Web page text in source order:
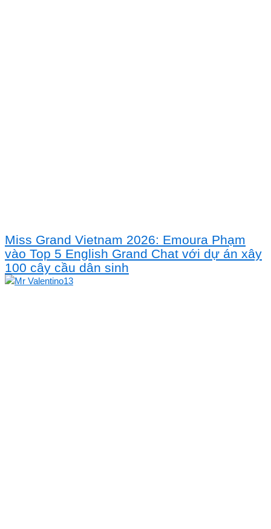
Miss Grand Vietnam 2026: Emoura Phạm
vào Top 5 English Grand Chat với dự án xây
100 cây cầu dân sinh